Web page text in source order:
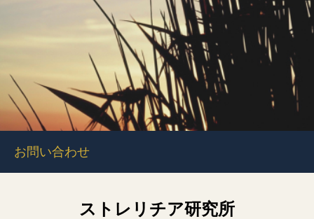
お問い合わせ
ストレリチア研究所